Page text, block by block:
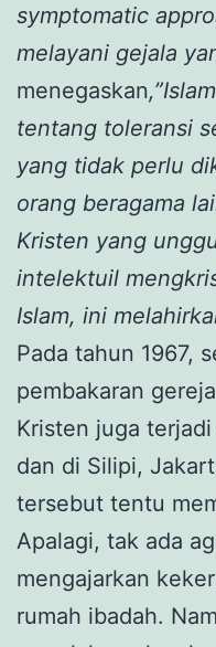
symptomatic
melayani gejala
menegaskan
tentang toleransi
yang tidak perlu
orang beragama
Kristen yang
intelektuil
Islam, ini
Pada tahun 1967,
pembakaran
Kristen juga
dan di Silipi,
tersebut tentu
Apalagi, tak ada
mengajarkan
rumah ibadah.